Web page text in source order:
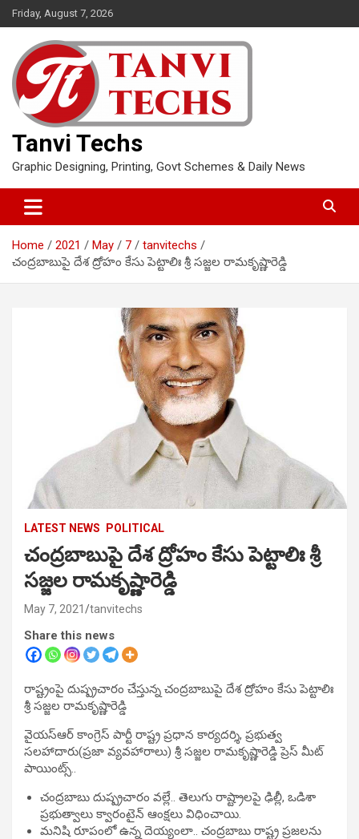
Skip
to
content
Friday, August 7, 2026
Tanvi Techs
Graphic Designing, Printing, Govt Schemes & Daily News
Home 2021 May 7
tanvitechs
చంద్రబాబుపై దేశ ద్రోహం కేసు పెట్టాలిః శ్రీ సజ్జల రామకృష్ణారెడ్డి
LATEST NEWS POLITICAL
చంద్రబాబుపై దేశ ద్రోహం కేసు పెట్టాలిః శ్రీ
సజ్జల రామకృష్ణారెడ్డి
May 7, 2021 tanvitechs
Share this news
రాష్ట్రంపై దుష్ప్రచారం చేస్తున్న చంద్రబాబుపై దేశ ద్రోహం కేసు పెట్టాలిః
శ్రీ సజ్జల రామకృష్ణారెడ్డి
వైయస్ఆర్ కాంగ్రెస్ పార్టీ రాష్ట్ర ప్రధాన కార్యదర్శి, ప్రభుత్వ
సలహాదారు(ప్రజా వ్యవహారాలు) శ్రీ సజ్జల రామకృష్ణారెడ్డి ప్రెస్ మీట్
పాయింట్స్..
చంద్రబాబు దుష్ప్రచారం వల్లే.. తెలుగు రాష్ట్రాలపై ఢిల్లీ, ఒడిశా
ప్రభుత్వాలు క్వారంటైన్ ఆంక్షలు విధించాయి.
మనిషి రూపంలో ఉన్న దెయ్యంలా.. చంద్రబాబు రాష్ట్ర ప్రజలను